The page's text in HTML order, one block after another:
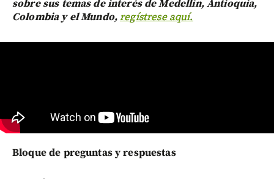
sobre sus temas de interés de Medellín, Antioquia,
Colombia y el Mundo,regístrese aquí.
Bloque de preguntas y respuestas